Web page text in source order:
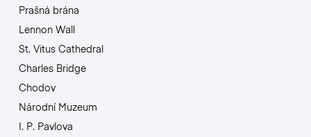
Prašná brána
Lennon Wall
St. Vitus Cathedral
Charles Bridge
Chodov
Národní Muzeum
I. P. Pavlova